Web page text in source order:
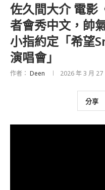
佐久間大介 電影
者會秀中文，帥
小指約定「希望
演唱會」
作者： Deen 2026 年 3 月 27
分享